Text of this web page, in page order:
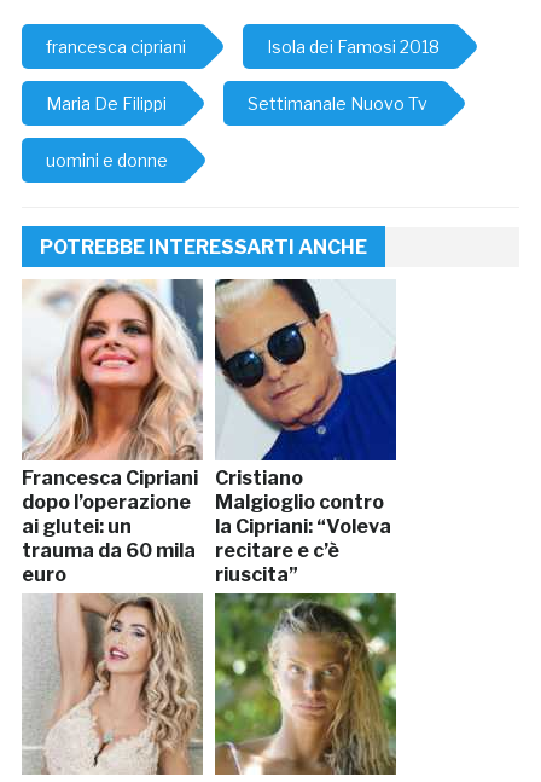
francesca cipriani Isola dei Famosi 2018
Maria De Filippi Settimanale Nuovo Tv
uomini e donne
POTREBBE INTERESSARTI ANCHE
Francesca Cipriani
dopo l’operazione
ai glutei: un
trauma da 60 mila
euro
Cristiano
Malgioglio contro
la Cipriani: “Voleva
recitare e c’è
riuscita”